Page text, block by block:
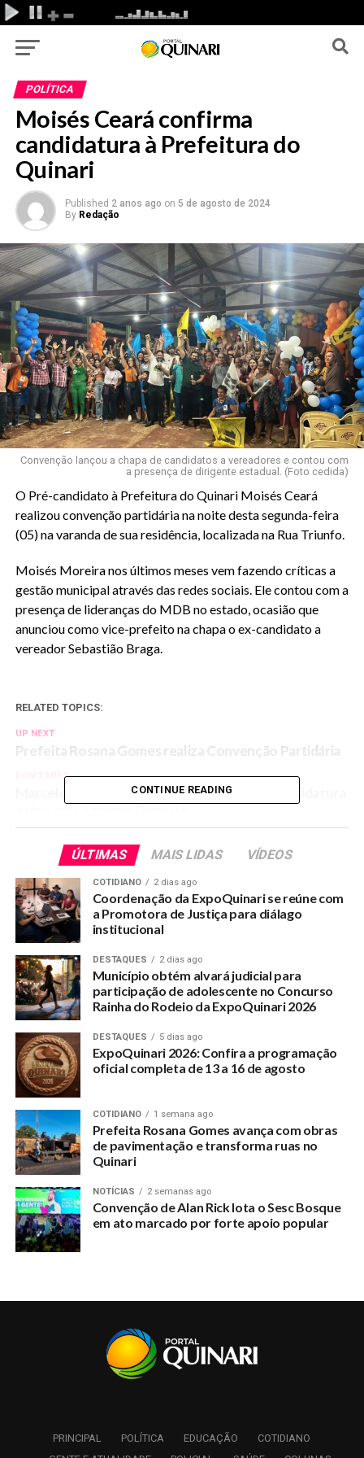
POLÍTICA
Moisés Ceará confirma
candidatura à Prefeitura do
Quinari
Published 2 anos ago on 5 de agosto de 2024
By Redação
Convenção lançou a chapa de candidatos a vereadores e contou com
a presença de dirigente estadual. (Foto cedida)
O Pré-candidato à Prefeitura do Quinari Moisés Ceará
realizou convenção partidária na noite desta segunda-feira
(05) na varanda de sua residência, localizada na Rua Triunfo.
Moisés Moreira nos últimos meses vem fazendo críticas a
gestão municipal através das redes sociais. Ele contou com a
presença de lideranças do MDB no estado, ocasião que
anunciou como vice-prefeito na chapa o ex-candidato a
vereador Sebastião Braga.
RELATED TOPICS:
UP NEXT
Prefeita Rosana Gomes realiza Convenção Partidária
DON'T MISS
Marcelo Coimbra muda estratégia e lança candidatura
CONTINUE READING
ÚLTIMAS MAIS LIDAS VÍDEOS
COTIDIANO 2 dias ago
Coordenação da ExpoQuinari se reúne com
a Promotora de Justiça para diálago
institucional
DESTAQUES 2 dias ago
Município obtém alvará judicial para
participação de adolescente no Concurso
Rainha do Rodeio da ExpoQuinari 2026
DESTAQUES 5 dias ago
ExpoQuinari 2026: Confira a programação
oficial completa de 13 a 16 de agosto
COTIDIANO 1 semana ago
Prefeita Rosana Gomes avança com obras
de pavimentação e transforma ruas no
Quinari
NOTÍCIAS 2 semanas ago
Convenção de Alan Rick lota o Sesc Bosque
em ato marcado por forte apoio popular
PRINCIPAL POLÍTICA EDUCAÇÃO
COTIDIANO